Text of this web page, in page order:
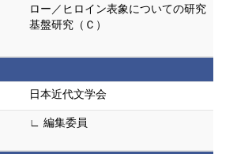
ロー／ヒロイン表象についての研究
基盤研究（Ｃ）
日本近代文学会
∟ 編集委員